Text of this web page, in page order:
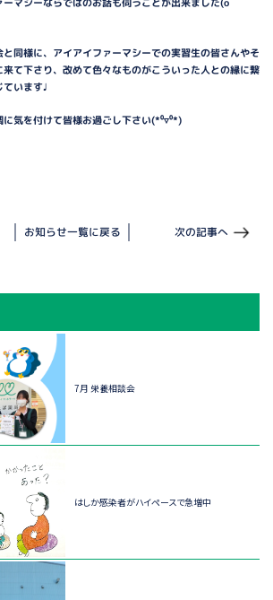
同様に、アイアイファーマシーでの実習生の皆さんやそ
て下さり、改めて色々なものがこういった人との縁に繋
います♩
気を付けて皆様お過ごし下さい(*⁰▿⁰*)
お知らせ一覧に戻る 次の記事へ
7月 栄養相談会
はしか感染者がハイペースで急増中